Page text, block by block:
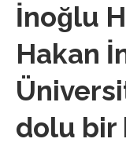
İnoğlu
Hakan
dolu bir